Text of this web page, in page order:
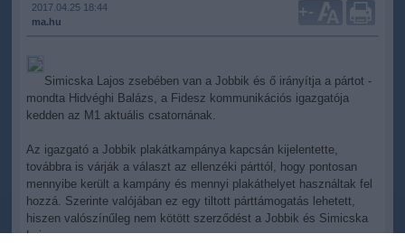
2017.04.25 18:44
ma.hu
+-
Simicska Lajos zsebében van a Jobbik és ő irányítja a pártot -
mondta Hidvéghi Balázs, a Fidesz kommunikációs igazgatója
kedden az M1 aktuális csatornának.
Az igazgató a Jobbik plakátkampánya kapcsán kijelentette,
továbbra is várják a választ az ellenzéki párttól, hogy pontosan
mennyibe került a kampány és mennyi plakáthelyet használtak fel
hozzá. Szerinte valójában ez egy tiltott párttámogatás lehetett,
hiszen valószínűleg nem kötött szerződést a Jobbik és Simicska
Lajos.